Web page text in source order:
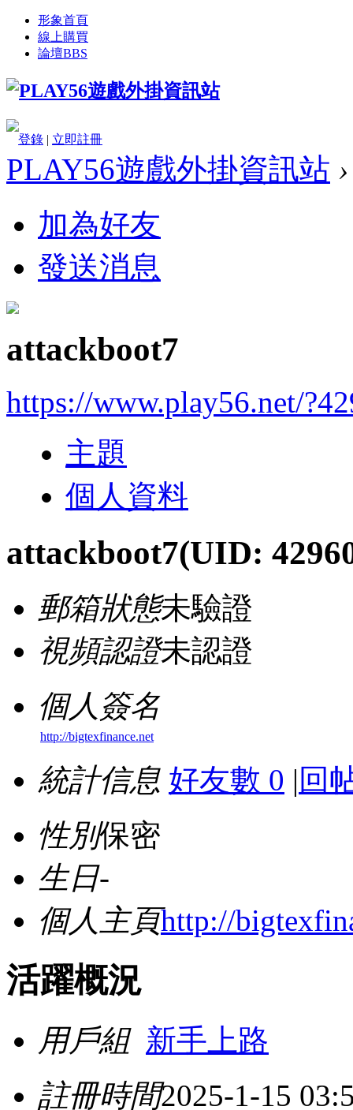
形象首頁
線上購買
論壇BBS
登錄 | 立即註冊
PLAY56遊戲外掛資訊站 ›
加為好友
發送消息
attackboot7
https://www.play56.net/
主題
個人資料
attackboot7(UID:
郵箱狀態未驗證
視頻認證未認證
個人簽名
http://bigtexfinance.net
統計信息 好友數 0 | 回
性別保密
生日-
個人主頁http://
活躍概況
用戶組 新手上路
註冊時間2025-1-15